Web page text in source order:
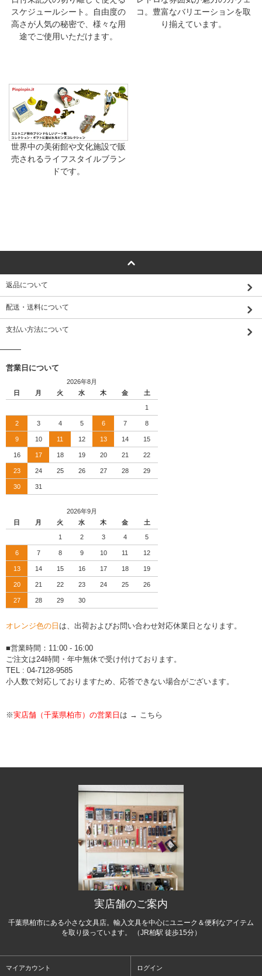
スケジュールシート。自由度の
高さが人気の秘密で、様々な用
途でご使用いただけます。
コ。豊富なバリエーションを取
り揃えています。
世界中の美術館や文化施設で販
売されるライフスタイルブラン
ドです。
返品について
配送・送料について
支払い方法について
営業日について
2026年8月
日
月 火 水 木 金 土
1
2 3 4 5 6 7 8
9 10 11 12 13 14 15
16 17 18 19 20 21 22
23 24 25 26 27 28 29
30 31
2026年9月
日
月 火 水 木 金 土
1 2 3 4 5
6 7 8 9 10 11 12
13 14 15 16 17 18 19
20 21 22 23 24 25 26
27 28 29 30
オレンジ色の日 は、出荷およびお問い合わせ対応休業日となります。
■営業時間：11:00 - 16:00
ご注文は24時間・年中無休で受け付けております。
TEL : 04-7128-9585
小人数で対応しておりますため、応答できない場合がございます。
※実店舗（千葉県柏市）の営業日 は → こちら
実店舗のご案内
千葉県柏市にある小さな文具店。輸入文具を中心にユニーク＆便利なアイテム
を取り扱っています。 （JR柏駅 徒歩15分）
マイアカウント ログイン